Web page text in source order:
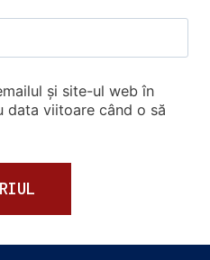
și site-ul web în
data viitoare când o să